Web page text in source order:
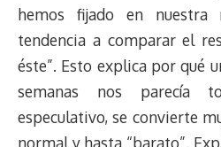
hemos fijado en nuestra
tendencia a comparar el
éste”. Esto explica por qué
semanas nos parecía
especulativo, se convierte
normal y hasta “barato”.